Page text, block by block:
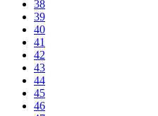
38
39
40
41
42
43
44
45
46